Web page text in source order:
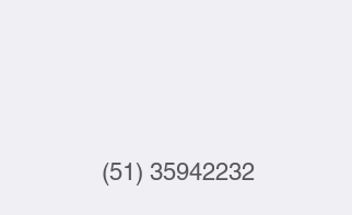
(51) 35942232